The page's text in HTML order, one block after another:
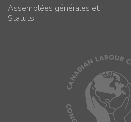
Assemblées générales et
Statuts